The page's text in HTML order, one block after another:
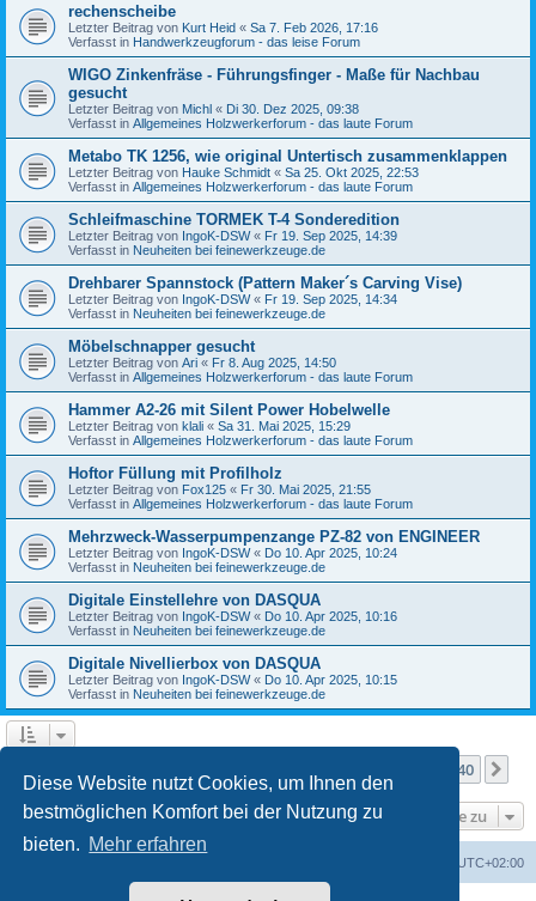
Diese Website nutzt Cookies, um Ihnen den
bestmöglichen Komfort bei der Nutzung zu
bieten. Mehr erfahren
rechenscheibe
Letzter Beitrag von Kurt Heid « Sa 7. Feb 2026, 17:16
Verfasst in Handwerkzeugforum - das leise Forum
WIGO Zinkenfräse - Führungsfinger - Maße für Nachbau
gesucht
Letzter Beitrag von Michl « Di 30. Dez 2025, 09:38
Verfasst in Allgemeines Holzwerkerforum - das laute Forum
Metabo TK 1256, wie original Untertisch zusammenklappen
Letzter Beitrag von Hauke Schmidt « Sa 25. Okt 2025, 22:53
Verfasst in Allgemeines Holzwerkerforum - das laute Forum
Schleifmaschine TORMEK T-4 Sonderedition
Letzter Beitrag von IngoK-DSW« Fr 19. Sep 2025, 14:39
Verfasst in Neuheiten bei feinewerkzeuge.de
Drehbarer Spannstock (Pattern Maker´s Carving Vise)
Letzter Beitrag von IngoK-DSW« Fr 19. Sep 2025, 14:34
Verfasst in Neuheiten bei feinewerkzeuge.de
Möbelschnapper gesucht
Letzter Beitrag von Ari « Fr 8. Aug 2025, 14:50
Verfasst in Allgemeines Holzwerkerforum - das laute Forum
Hammer A2-26 mit Silent Power Hobelwelle
Letzter Beitrag von klali « Sa 31. Mai 2025, 15:29
Verfasst in Allgemeines Holzwerkerforum - das laute Forum
Hoftor Füllung mit Profilholz
Letzter Beitrag von Fox125 « Fr 30. Mai 2025, 21:55
Verfasst in Allgemeines Holzwerkerforum - das laute Forum
Mehrzweck-Wasserpumpenzange PZ-82 von ENGINEER
Letzter Beitrag von IngoK-DSW« Do 10. Apr 2025, 10:24
Verfasst in Neuheiten bei feinewerkzeuge.de
Digitale Einstellehre von DASQUA
Letzter Beitrag von IngoK-DSW« Do 10. Apr 2025, 10:16
Verfasst in Neuheiten bei feinewerkzeuge.de
Digitale Nivellierbox von DASQUA
Letzter Beitrag von IngoK-DSW« Do 10. Apr 2025, 10:15
Verfasst in Neuheiten bei feinewerkzeuge.de
40
Gehe zu
UTC+02:00